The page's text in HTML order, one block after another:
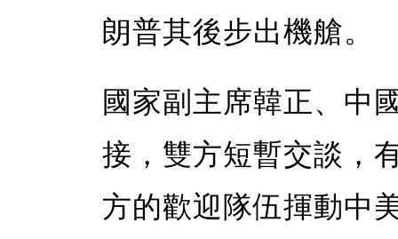
朗普其後步出機艙。
國家副主席韓正、中
接，雙方短暫交談，
方的歡迎隊伍揮動中